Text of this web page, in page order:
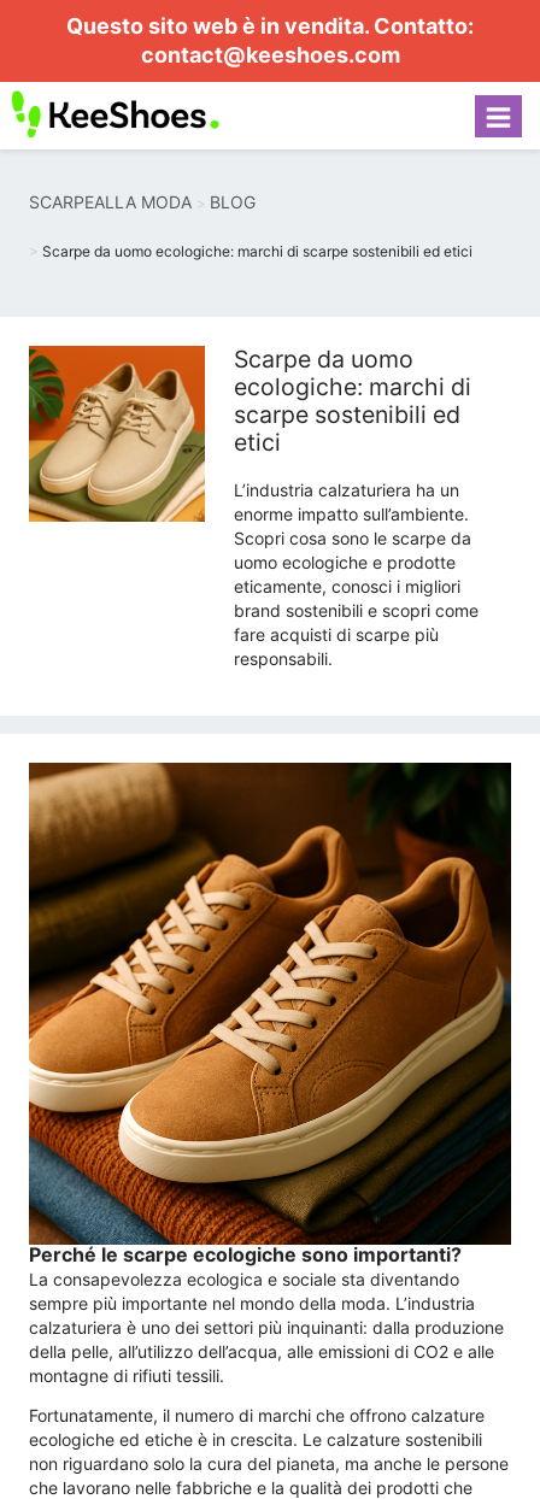
Questo sito web è in vendita. Contatto:
contact@keeshoes.com
SCARPEALLA MODA BLOG
Scarpe da uomo ecologiche: marchi di scarpe sostenibili ed etici
Scarpe da uomo
ecologiche: marchi di
scarpe sostenibili ed
etici
L’industria calzaturiera ha un
enorme impatto sull’ambiente.
Scopri cosa sono le scarpe da
uomo ecologiche e prodotte
eticamente, conosci i migliori
brand sostenibili e scopri come
fare acquisti di scarpe più
responsabili.
Perché le scarpe ecologiche sono importanti?
La consapevolezza ecologica e sociale sta diventando
sempre più importante nel mondo della moda. L’industria
calzaturiera è uno dei settori più inquinanti: dalla produzione
della pelle, all’utilizzo dell’acqua, alle emissioni di CO2 e alle
montagne di rifiuti tessili.
Fortunatamente, il numero di marchi che offrono calzature
ecologiche ed etiche è in crescita. Le calzature sostenibili
non riguardano solo la cura del pianeta, ma anche le persone
che lavorano nelle fabbriche e la qualità dei prodotti che